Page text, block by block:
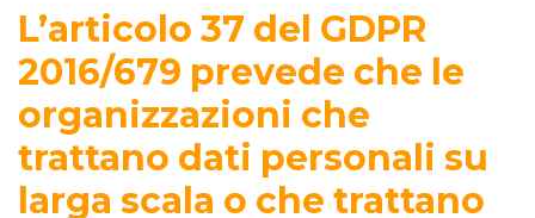
L’articolo 37 del GDPR
2016/679 prevede che le
organizzazioni che
trattano dati personali su
larga scala o che trattano